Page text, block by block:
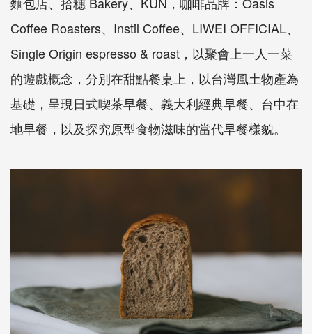
Coffee Roasters、Instil Coffee、LIWEI OFFICIAL、
Single Origin espresso & roast，以聚會上一人一菜
的遊戲概念，分別在甜點餐桌上，以台灣風土物產為
基礎，呈現日式喫茶早餐、義大利經典早餐、台中在
地早餐，以及探究原型食物滋味的當代早餐樣貌。